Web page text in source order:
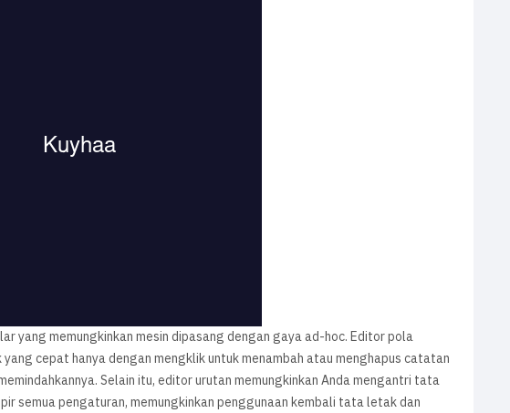
yang memungkinkan mesin dipasang dengan gaya ad-hoc. Editor pola
cepat hanya dengan mengklik untuk menambah atau menghapus catatan
Selain itu, editor urutan memungkinkan Anda mengantri tata
semua pengaturan, memungkinkan penggunaan kembali tata letak dan